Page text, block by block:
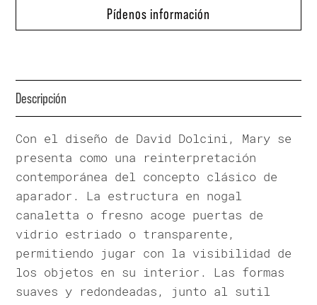
Pídenos información
Descripción
Con el diseño de David Dolcini, Mary se
presenta como una reinterpretación
contemporánea del concepto clásico de
aparador. La estructura en nogal
canaletta o fresno acoge puertas de
vidrio estriado o transparente,
permitiendo jugar con la visibilidad de
los objetos en su interior. Las formas
suaves y redondeadas, junto al sutil